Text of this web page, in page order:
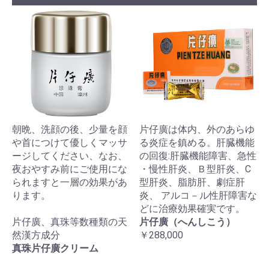
朝晩、洗顔の後、少量を顔
や首につけて優しくマッサ
ージしてください、なお、
夜おやすみ前にご使用にな
られますと一層の効果があ
ります。
片仔廣、真珠等数種類の天
然漢方成分
真珠片仔廣クリーム
片仔廣は体内、外のあらゆ
る炎症を鎮める。肝臓機能
の回復:肝臓機能障害、急性
・慢性肝炎、Ｂ型肝炎、C
型肝炎、脂肪肝、劇症肝
炎、 アルコ－ル性肝障害な
どに治療効果確実です。
片仔廣（へんしこう）
￥288,000